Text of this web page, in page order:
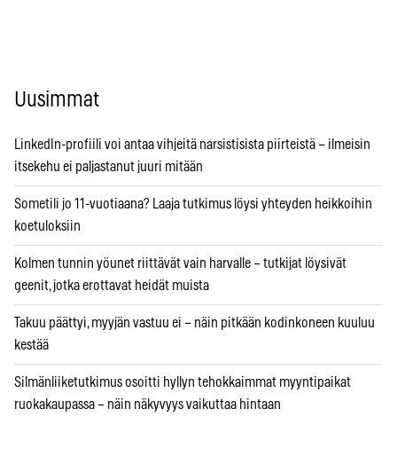
Uusimmat
LinkedIn-profiili voi antaa vihjeitä narsistisista piirteistä – ilmeisin
itsekehu ei paljastanut juuri mitään
Sometili jo 11-vuotiaana? Laaja tutkimus löysi yhteyden heikkoihin
koetuloksiin
Kolmen tunnin yöunet riittävät vain harvalle – tutkijat löysivät
geenit, jotka erottavat heidät muista
Takuu päättyi, myyjän vastuu ei – näin pitkään kodinkoneen kuuluu
kestää
Silmänliiketutkimus osoitti hyllyn tehokkaimmat myyntipaikat
ruokakaupassa – näin näkyvyys vaikuttaa hintaan